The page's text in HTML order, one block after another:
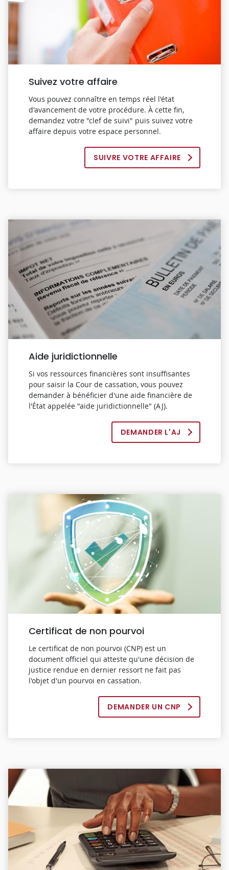
Suivez votre affaire
Vous pouvez connaître en temps réel l'état
d'avancement de votre procédure. À cette fin,
demandez votre "clef de suivi" puis suivez votre
affaire depuis votre espace personnel.
SUIVRE VOTRE AFFAIRE
Aide juridictionnelle
Si vos ressources financières sont insuffisantes
pour saisir la Cour de cassation, vous pouvez
demander à bénéficier d'une aide financière de
l'État appelée "aide juridictionnelle" (AJ).
DEMANDER L'AJ
Certificat de non pourvoi
Le certificat de non pourvoi (CNP) est un
document officiel qui atteste qu'une décision de
justice rendue en dernier ressort ne fait pas
l'objet d'un pourvoi en cassation.
DEMANDER UN CNP